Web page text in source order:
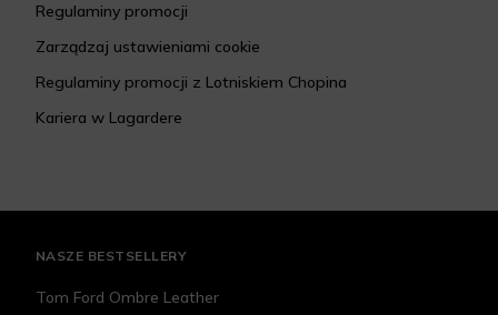
Regulaminy promocji
Zarządzaj ustawieniami cookie
Regulaminy promocji z Lotniskiem Chopina
Kariera w Lagardere
NASZE BESTSELLERY
Tom Ford Ombre Leather